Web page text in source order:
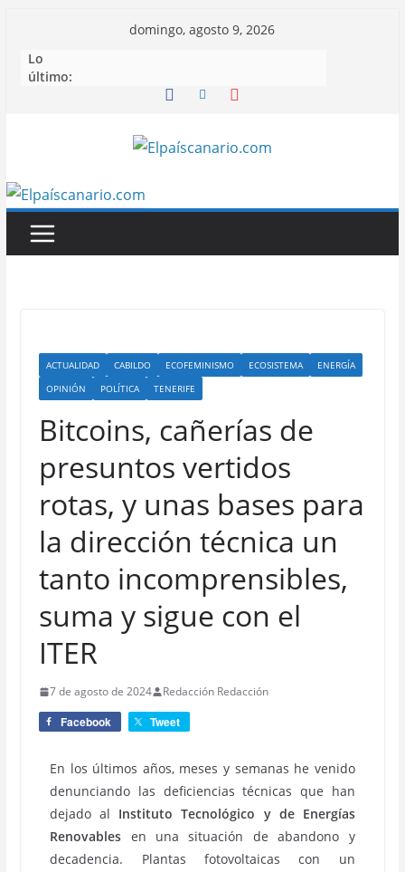
contenido
domingo, agosto 9, 2026
Lo
último:
ACTUALIDAD CABILDO ECOFEMINISMO ECOSISTEMA
ENERGÍA
OPINIÓN
POLÍTICA TENERIFE
Bitcoins, cañerías de
presuntos vertidos
rotas, y unas bases para
la dirección técnica un
tanto incomprensibles,
suma y sigue con el
ITER
7 de agosto de 2024 Redacción Redacción
Facebook Tweet
En los últimos años, meses y semanas he venido
denunciando las deficiencias técnicas que han
dejado al Instituto Tecnológico y de Energías
Renovables en una situación de abandono y
decadencia. Plantas fotovoltaicas con un